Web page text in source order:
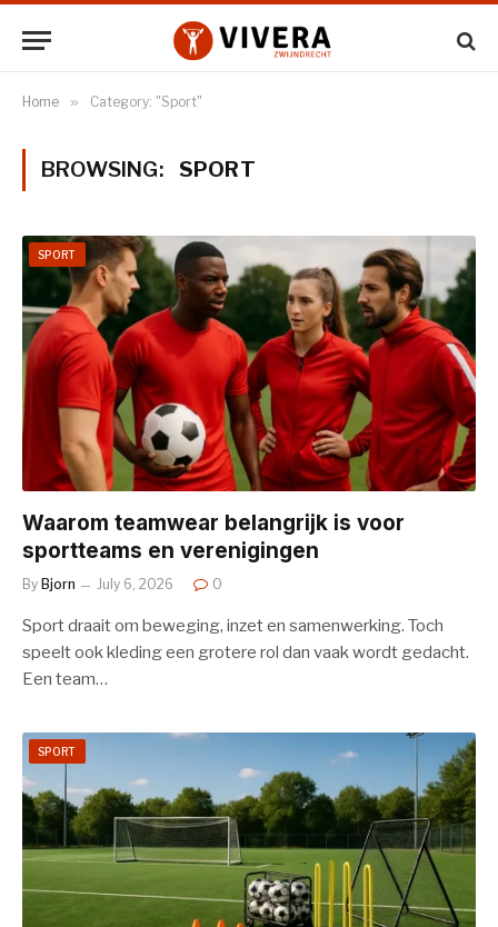
Home » Category: "Sport"
BROWSING: SPORT
SPORT
Waarom teamwear belangrijk is voor
sportteams en verenigingen
By Bjorn July 6, 2026 0
Sport draait om beweging, inzet en samenwerking. Toch
speelt ook kleding een grotere rol dan vaak wordt gedacht.
Een team…
SPORT